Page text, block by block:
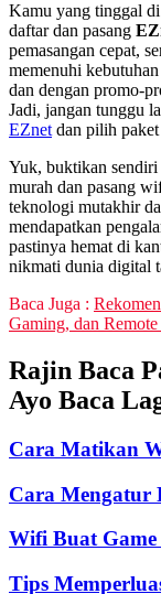
Kamu yang tinggal
daftar dan pasang
pemasangan cepat,
memenuhi
dan dengan promo-
Jadi, jangan tunggu
EZnet dan pilih
Yuk, buktikan sendiri
murah dan pasang
teknologi mutakhir
mendapatkan
pastinya hemat di
nikmati dunia digital
Baca Juga :
Gaming, dan
Rajin Baca
Ayo Baca
Cara Matikan
Cara Mengatur
Wifi Buat
Tips